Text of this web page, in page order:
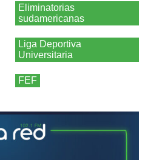
Eliminatorias
sudamericanas
Liga Deportiva
Universitaria
FEF